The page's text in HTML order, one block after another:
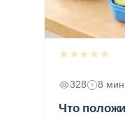
★★★★★
328 8 мин
Что